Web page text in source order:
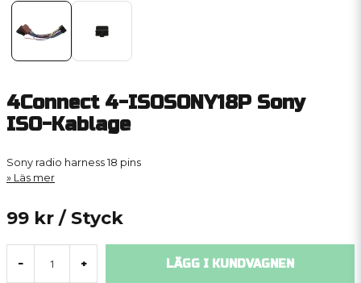
4Connect 4-ISOSONY18P Sony
ISO-Kablage
Sony radio harness 18 pins
Läs mer
99 kr / Styck
- + LÄGG I KUNDVAGNEN